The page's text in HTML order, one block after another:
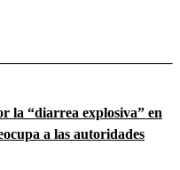
la “diarrea explosiva” en
a las autoridades